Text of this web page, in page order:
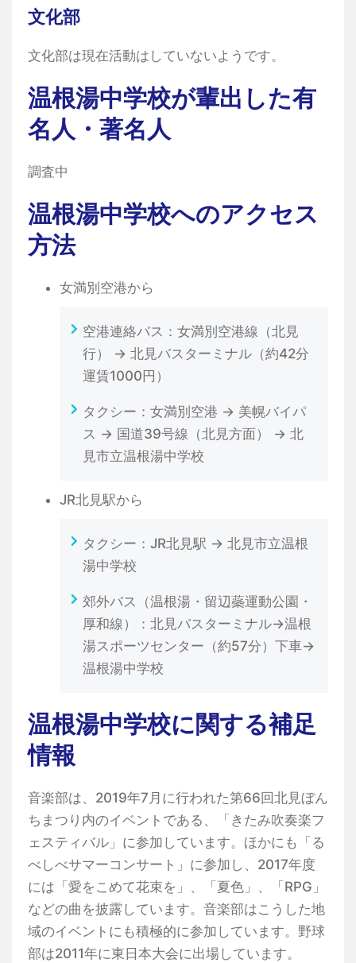
文化部
文化部は現在活動はしていないようです。
温根湯中学校が輩出した有
名人・著名人
調査中
温根湯中学校へのアクセス
方法
女満別空港から
空港連絡バス：女満別空港線（北見
行） → 北見バスターミナル（約42分
運賃1000円）
タクシー：女満別空港 → 美幌バイパ
ス → 国道39号線（北見方面） → 北
見市立温根湯中学校
JR北見駅から
タクシー：JR北見駅 → 北見市立温根
湯中学校
郊外バス（温根湯・留辺蘂運動公園・
厚和線）：北見バスターミナル→温根
湯スポーツセンター（約57分）下車→
温根湯中学校
温根湯中学校に関する補足
情報
音楽部は、2019年7月に行われた第66回北見ぼん
ちまつり内のイベントである、「きたみ吹奏楽フ
ェスティバル」に参加しています。ほかにも「る
べしべサマーコンサート」に参加し、2017年度
には「愛をこめて花束を」、「夏色」、「RPG」
などの曲を披露しています。音楽部はこうした地
域のイベントにも積極的に参加しています。野球
部は2011年に東日本大会に出場しています。